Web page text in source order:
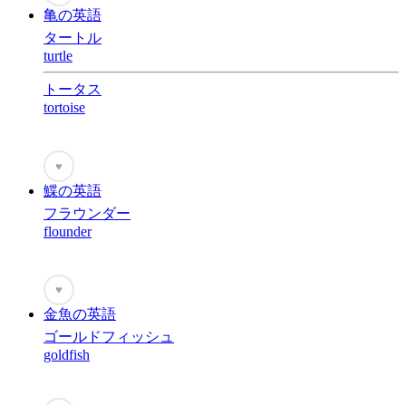
亀の英語
タートル
turtle
トータス
tortoise
♥
鰈の英語
フラウンダー
flounder
♥
金魚の英語
ゴールドフィッシュ
goldfish